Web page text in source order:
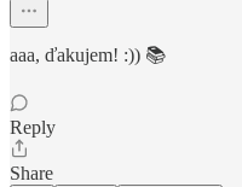
aaa, ďakujem! :)) 📚
Reply
Share